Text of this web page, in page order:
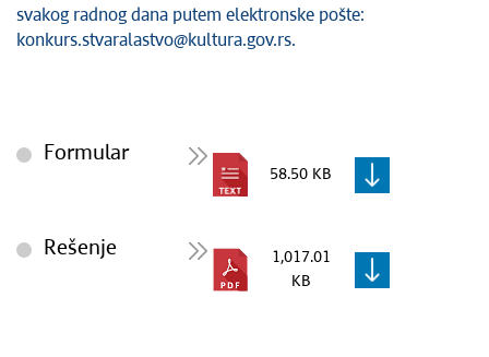
svakog radnog dana putem elektronske pošte:
konkurs.stvaralastvo@kultura.gov.rs.
Formular
58.50 KB
Rešenje
1,017.01
KB